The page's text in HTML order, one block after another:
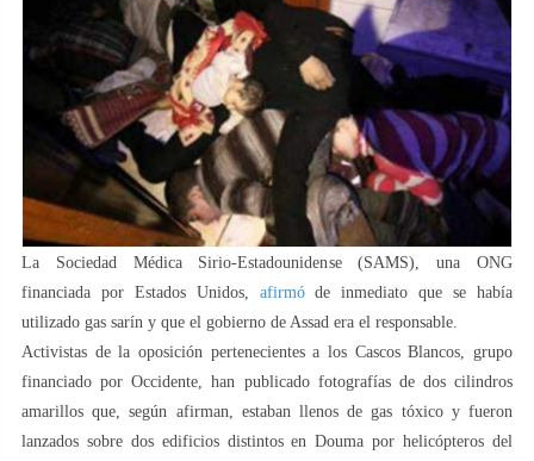
La Sociedad Médica Sirio-Estadounidense (SAMS), una ONG
financiada por Estados Unidos, afirmóde inmediato que se había
utilizado gas sarín y que el gobierno de Assad era el responsable.
Activistas de la oposición pertenecientes a los Cascos Blancos, grupo
financiado por Occidente, han publicado fotografías de dos cilindros
amarillos que, según afirman, estaban llenos de gas tóxico y fueron
lanzados sobre dos edificios distintos en Douma por helicópteros del